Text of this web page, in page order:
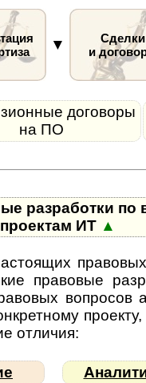
▼
Сделки
и
договоры
на ПО
разработки по
проектам ИТ ▲
пра­во­вые
вопросов
отличия: